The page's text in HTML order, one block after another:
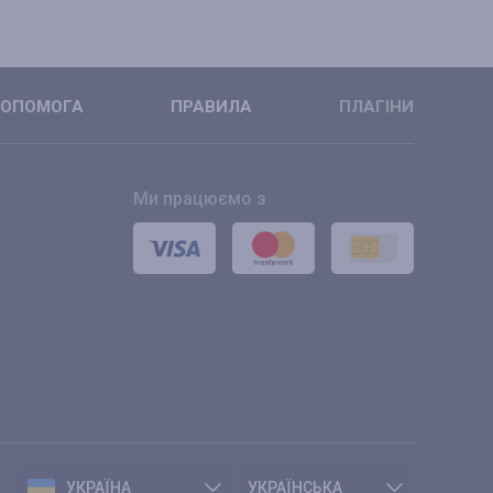
ПРАВИЛА ПЛАГІНИ
Ми працюємо з
УКРАЇНА УКРАЇНСЬКА